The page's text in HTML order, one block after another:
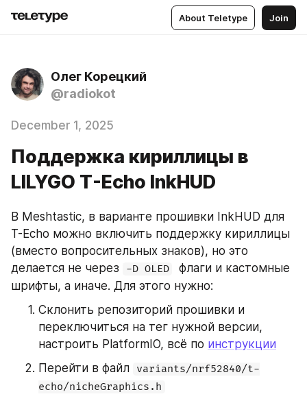
About Teletype Join
Олег Корецкий
@radiokot
December 1, 2025
Поддержка кириллицы в
LILYGO T-Echo InkHUD
В Meshtastic, в варианте прошивки InkHUD для
T-Echo можно включить поддержку кириллицы
(вместо вопросительных знаков), но это
делается не через
-D OLED
  флаги и кастомные
шрифты, а иначе. Для этого нужно:
Склонить репозиторий прошивки и
переключиться на тег нужной версии,
настроить PlatformIO, всё по инструкции
Перейти в файл variants/nrf52840/t-
echo/nicheGraphics.h